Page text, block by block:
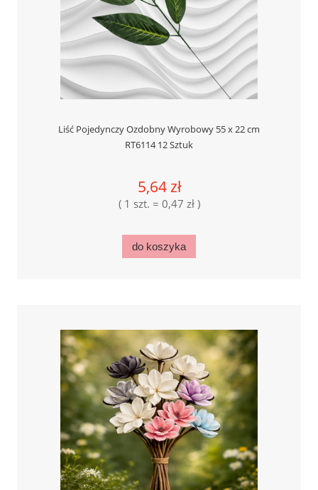
Liść Pojedynczy Ozdobny Wyrobowy 55 x 22 cm
RT6114 12 Sztuk
5,64 zł
( 1 szt. = 0,47 zł )
do koszyka